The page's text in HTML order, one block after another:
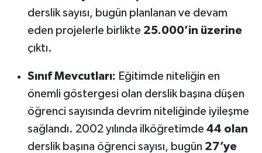
derslik sayısı, bugün planlanan ve devam
eden projelerle birlikte 25.000’in üzerine
çıktı.
Sınıf Mevcutları: Eğitimde niteliğin en
önemli göstergesi olan derslik başına düşen
öğrenci sayısında devrim niteliğinde iyileşme
sağlandı. 2002 yılında ilköğretimde 44 olan
derslik başına öğrenci sayısı, bugün 27’ye